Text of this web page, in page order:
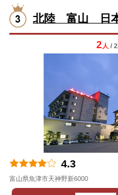
北陸 富山 日
2 人 /
4.3
富山県魚津市天神野新6000